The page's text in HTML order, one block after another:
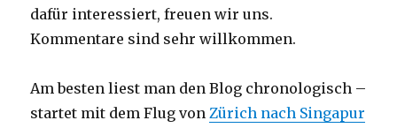
dafür interessiert, freuen wir uns.
Kommentare sind sehr willkommen.
Am besten liest man den Blog chronologisch –
startet mit dem Flug vonZürich nach Singapur